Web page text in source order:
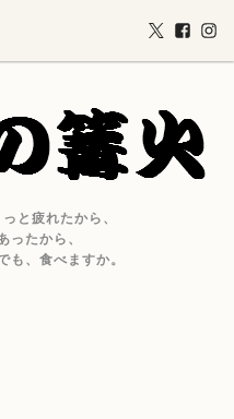
と疲れたから、
ったから、
も、食べますか。